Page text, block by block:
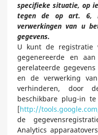
specifieke situatie, op
tegen de op art. 6,
verwerkingen van u
gegevens.
U kunt de registratie
gegenereerde en
gerelateerde
en de verwerking
verhinderen, door
beschikbare plug-in
[http://
de
Analytics